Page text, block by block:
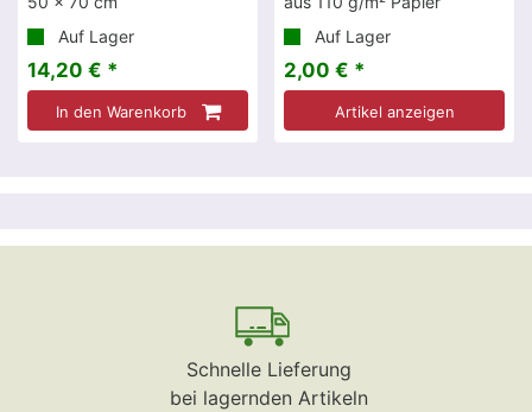
Auf Lager
14,20 € *
In den Warenkorb
Auf Lager
2,00 € *
Artikel anzeigen
Schnelle Lieferung
bei lagernden Artikeln